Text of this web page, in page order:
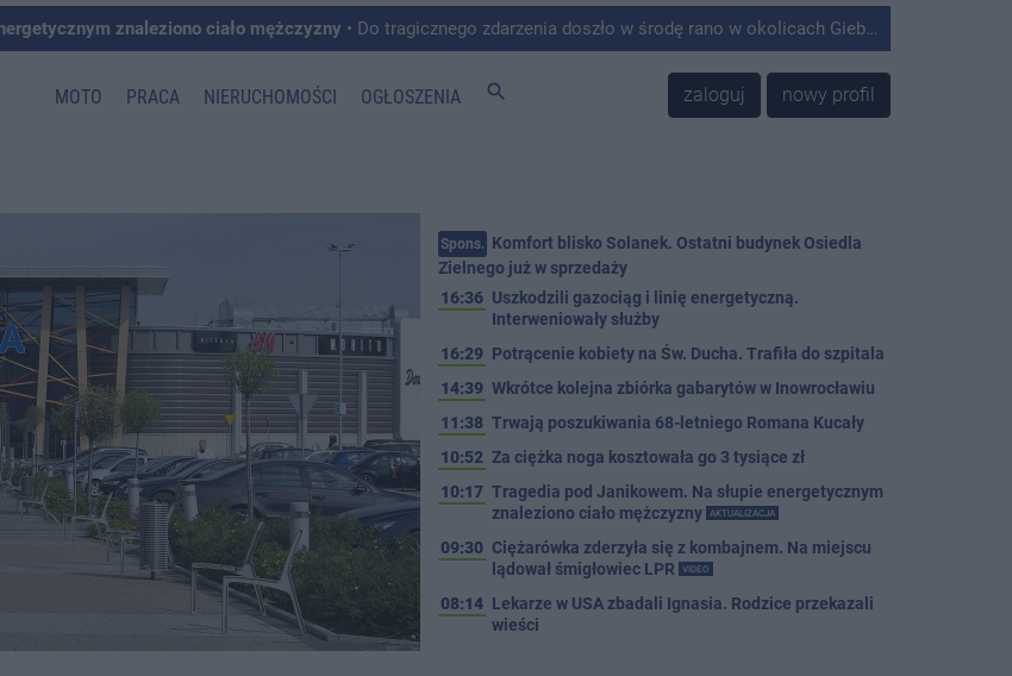
znaleziono ciało mężczyzny • Do tragicznego zdarzenia doszło w środę rano w okolicach Giebni koło Janikowa. Wówczas na słupie energetycznym odnaleziono ciało mężczyzny.
MOTO PRACA NIERUCHOMOŚCI OGŁOSZENIA search zaloguj nowy profil
Spons. Komfort blisko Solanek. Ostatni budynek Osiedla
Zielnego już w sprzedaży
16:36 Uszkodzili gazociąg i linię energetyczną.
Interweniowały służby
16:29 Potrącenie kobiety na Św. Ducha. Trafiła do szpitala
14:39 Wkrótce kolejna zbiórka gabarytów w Inowrocławiu
11:38 Trwają poszukiwania 68-letniego Romana Kucały
10:52 Za ciężka noga kosztowała go 3 tysiące zł
10:17 Tragedia pod Janikowem. Na słupie energetycznym
znaleziono ciało mężczyzny
AKTUALIZACJA
09:30 Ciężarówka zderzyła się z kombajnem. Na miejscu
lądował śmigłowiec LPR
VIDEO
08:14 Lekarze w USA zbadali Ignasia. Rodzice przekazali
wieści